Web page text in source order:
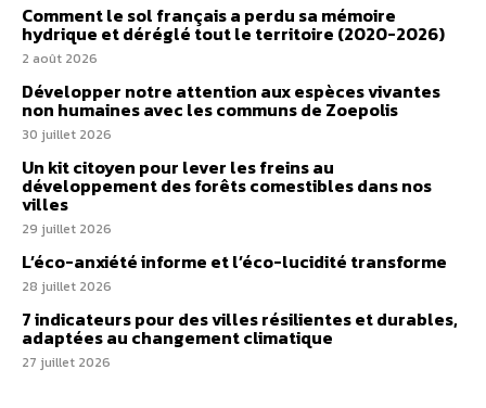
Comment le sol français a perdu sa mémoire
hydrique et déréglé tout le territoire (2020-2026)
2 août 2026
Développer notre attention aux espèces vivantes
non humaines avec les communs de Zoepolis
30 juillet 2026
Un kit citoyen pour lever les freins au
développement des forêts comestibles dans nos
villes
29 juillet 2026
L’éco-anxiété informe et l’éco-lucidité transforme
28 juillet 2026
7 indicateurs pour des villes résilientes et durables,
adaptées au changement climatique
27 juillet 2026